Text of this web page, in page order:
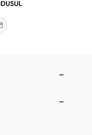
Facebook
pe Instagram
prin email